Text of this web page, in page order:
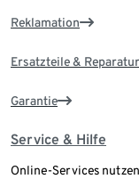
Reklamation
Ersatzteile & Reparatur
Garantie
Service & Hilfe
Online-Services